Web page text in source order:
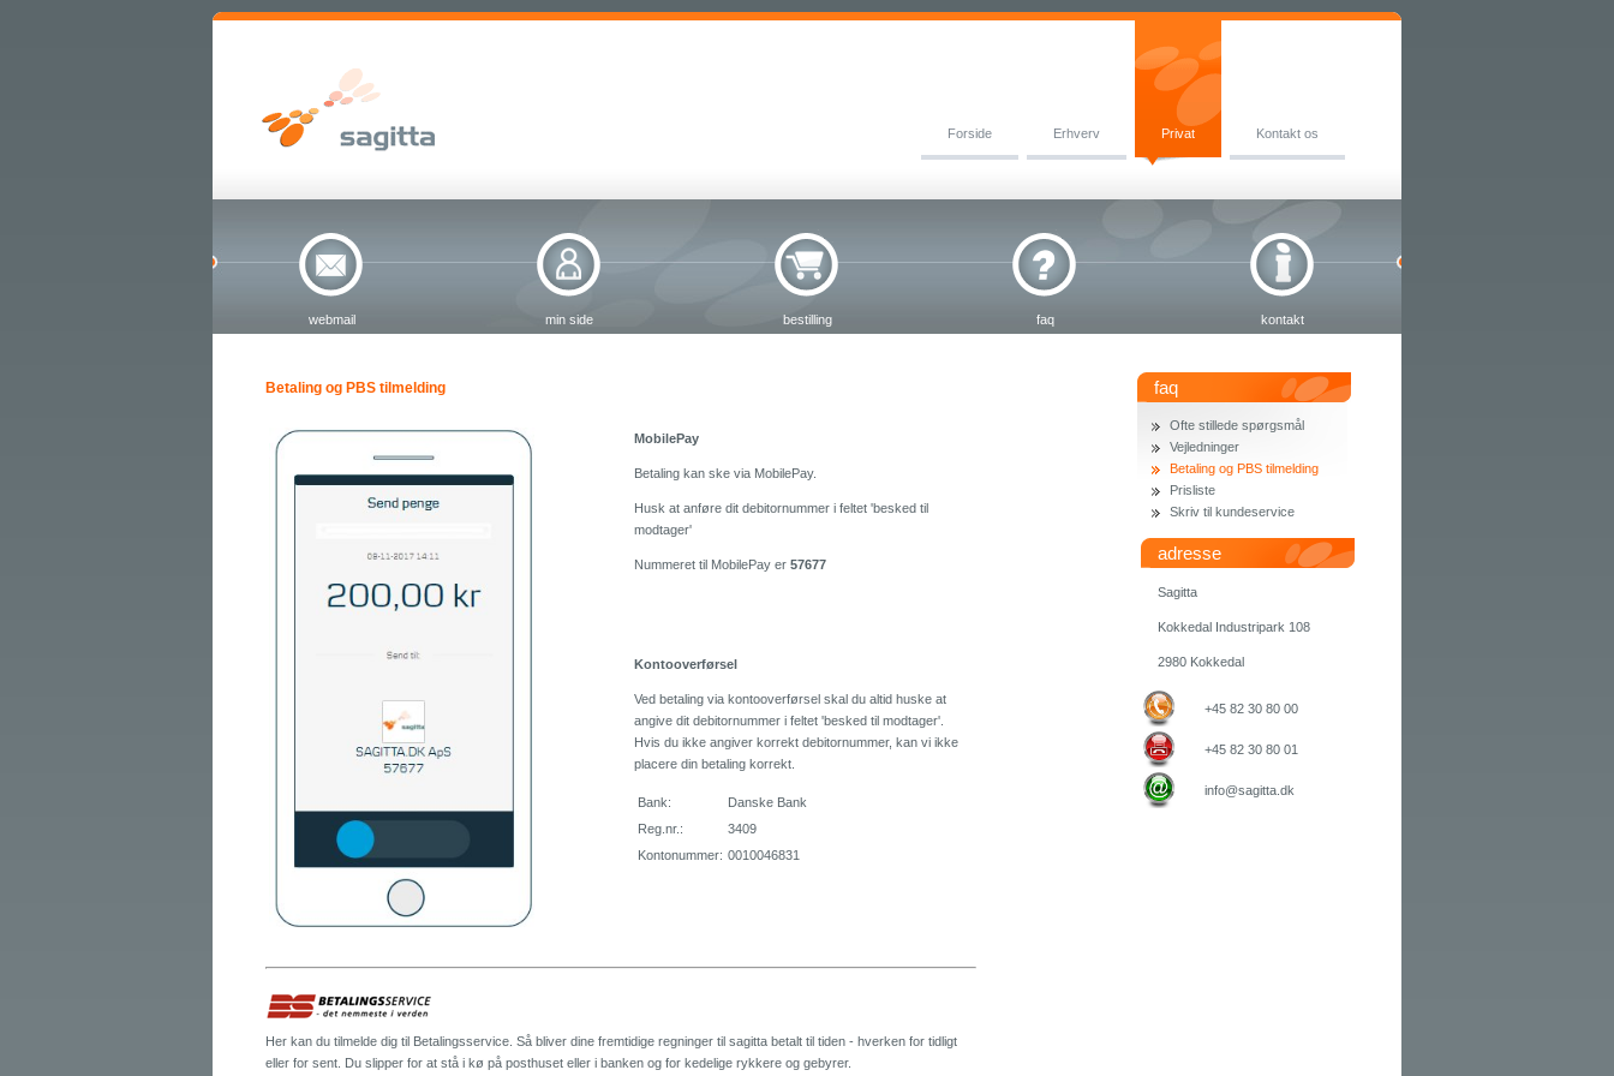
Forside Erhverv Privat Kontakt os
webmail min side bestilling faq kontakt
Betaling og PBS tilmelding
MobilePay
Betaling kan ske via MobilePay.
Husk at anføre dit debitornummer i feltet 'besked til
modtager'
Nummeret til MobilePay er 57677
Kontooverførsel
Ved betaling via kontooverførsel skal du altid huske at
angive dit debitornummer i feltet 'besked til modtager'.
Hvis du ikke angiver korrekt debitornummer, kan vi ikke
placere din betaling korrekt.
Bank:
Danske Bank
Reg.nr.:
3409
Kontonummer: 0010046831
Her kan du tilmelde dig til Betalingsservice. Så bliver dine fremtidige regninger til sagitta betalt til tiden - hverken for tidligt
eller for sent. Du slipper for at stå i kø på posthuset eller i banken og for kedelige rykkere og gebyrer.
faq
Ofte stillede spørgsmål
Vejledninger
Betaling og PBS tilmelding
Prisliste
Skriv til kundeservice
adresse
Sagitta
Kokkedal Industripark 108
2980 Kokkedal
+45 82 30 80 00
+45 82 30 80 01
info@sagitta.dk